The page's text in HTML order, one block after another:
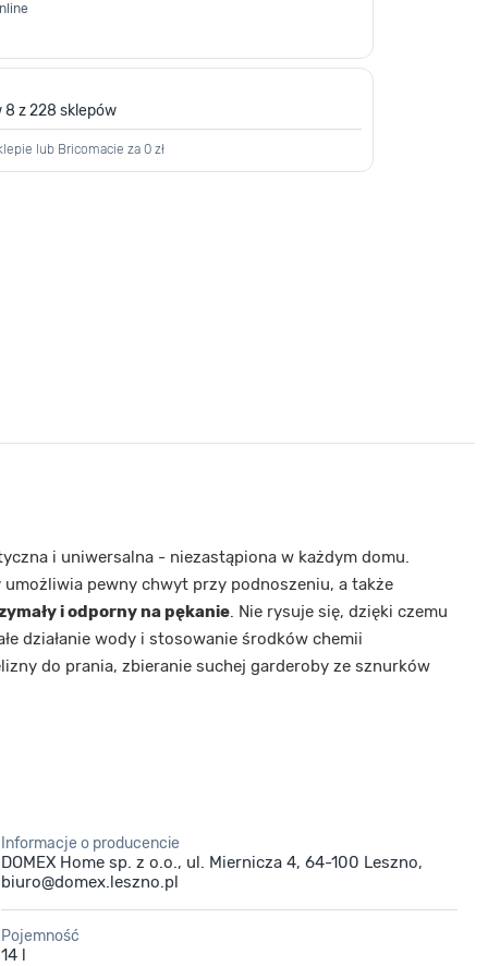
8 z 228 sklepów
lub Bricomacie za 0 zł
i uniwersalna - niezastąpiona w każdym domu.
umożliwia pewny chwyt przy podnoszeniu, a także
i odporny na pękanie. Nie rysuje się, dzięki czemu
działanie wody i stosowanie środków chemii
do prania, zbieranie suchej garderoby ze sznurków
Informacje o producencie
DOMEX Home sp. z o.o., ul. Miernicza 4, 64-100 Leszno,
biuro@domex.leszno.pl
Pojemność
14 l